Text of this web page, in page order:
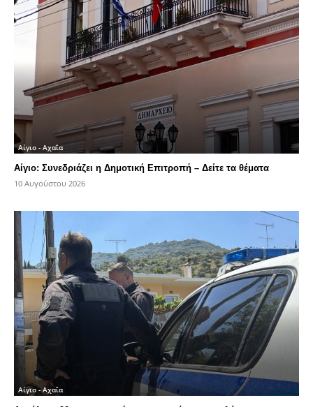
Αίγιο - Αχαΐα
Αίγιο: Συνεδριάζει η Δημοτική Επιτροπή – Δείτε τα θέματα
10 Αυγούστου 2026
Αίγιο - Αχαΐα